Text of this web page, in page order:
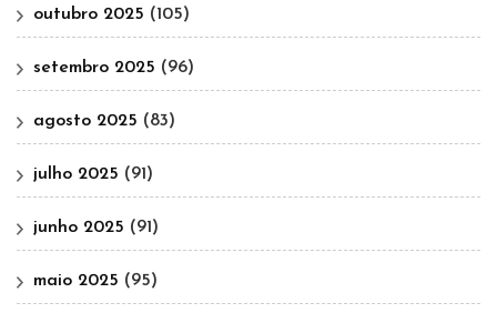
outubro 2025 (105)
setembro 2025 (96)
agosto 2025 (83)
julho 2025 (91)
junho 2025 (91)
maio 2025 (95)